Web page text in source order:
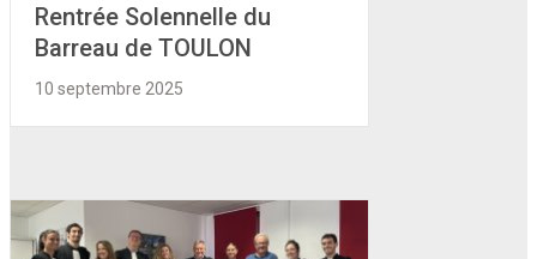
Rentrée Solennelle du
Barreau de TOULON
10 septembre 2025